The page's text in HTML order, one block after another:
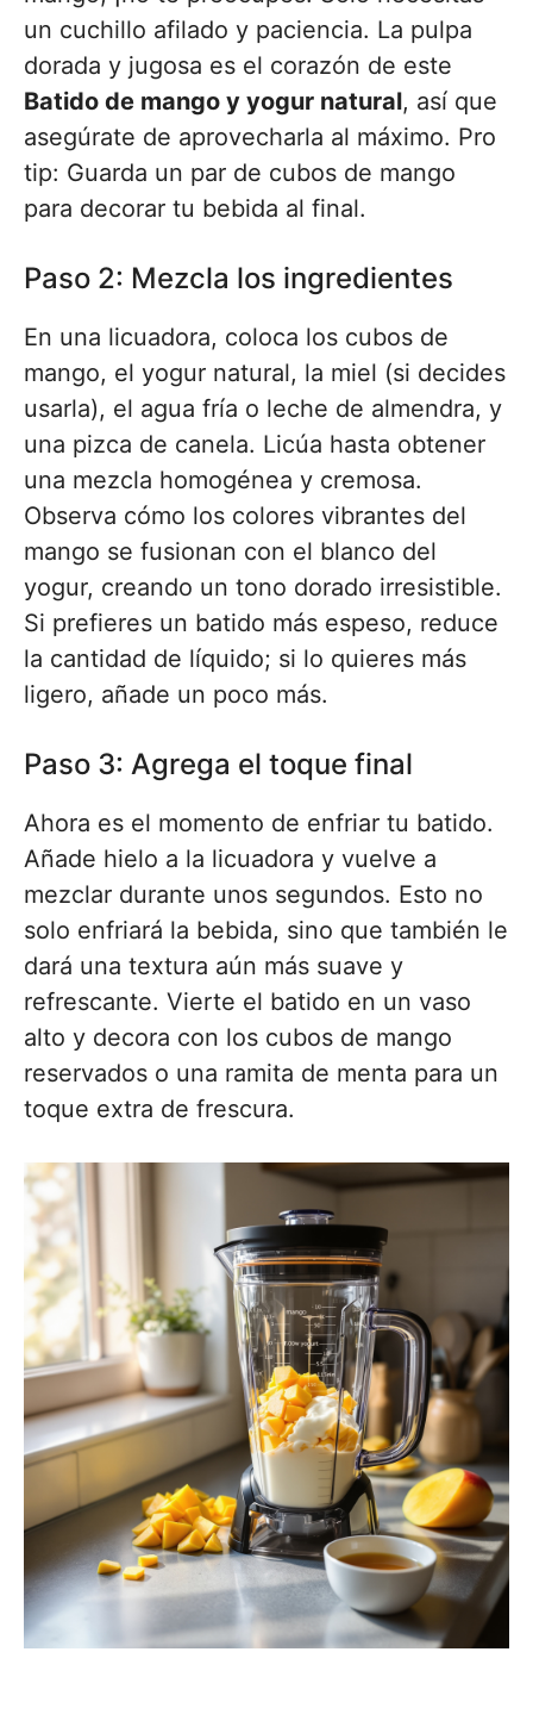
un cuchillo afilado y paciencia. La pulpa
dorada y jugosa es el corazón de este
Batido de mango y yogur natural, así que
asegúrate de aprovecharla al máximo. Pro
tip: Guarda un par de cubos de mango
para decorar tu bebida al final.
Paso 2: Mezcla los ingredientes
En una licuadora, coloca los cubos de
mango, el yogur natural, la miel (si decides
usarla), el agua fría o leche de almendra, y
una pizca de canela. Licúa hasta obtener
una mezcla homogénea y cremosa.
Observa cómo los colores vibrantes del
mango se fusionan con el blanco del
yogur, creando un tono dorado irresistible.
Si prefieres un batido más espeso, reduce
la cantidad de líquido; si lo quieres más
ligero, añade un poco más.
Paso 3: Agrega el toque final
Ahora es el momento de enfriar tu batido.
Añade hielo a la licuadora y vuelve a
mezclar durante unos segundos. Esto no
solo enfriará la bebida, sino que también le
dará una textura aún más suave y
refrescante. Vierte el batido en un vaso
alto y decora con los cubos de mango
reservados o una ramita de menta para un
toque extra de frescura.